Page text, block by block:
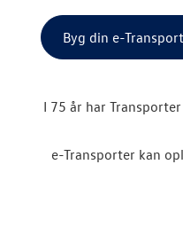
Byg din e-
I 75 år har
e-Transporter kan